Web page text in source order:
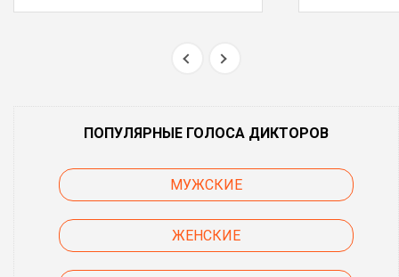
ПОПУЛЯРНЫЕ ГОЛОСА ДИКТОРОВ
МУЖСКИЕ
ЖЕНСКИЕ